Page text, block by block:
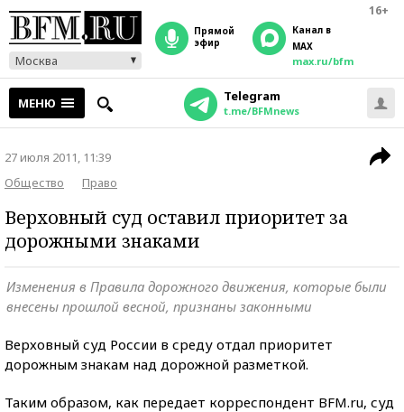
16+
Москва
прямой
эфир
Канал в
MAX
max.ru/bfm
МЕНЮ Telegram
t.me/BFMnews
27 июля 2011, 11:39
Общество
Право
Верховный суд оставил приоритет за
дорожными знаками
Изменения в Правила дорожного движения, которые были
внесены прошлой весной, признаны законными
Верховный суд России в среду отдал приоритет
дорожным знакам над дорожной разметкой.
Таким образом, как передает корреспондент BFM.ru, суд